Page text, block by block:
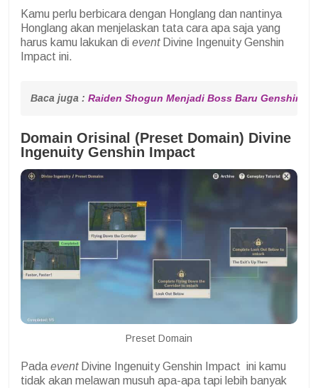
Kamu perlu berbicara dengan Honglang dan nantinya
Honglang akan menjelaskan tata cara apa saja yang
harus kamu lakukan di event Divine Ingenuity Genshin
Impact ini.
Baca juga : Raiden Shogun Menjadi Boss Baru Genshin
Domain Orisinal (Preset Domain) Divine
Ingenuity Genshin Impact
Preset Domain
Pada event Divine Ingenuity Genshin Impact ini kamu
tidak akan melawan musuh apa-apa tapi lebih banyak